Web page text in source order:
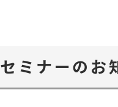
セミナーのお